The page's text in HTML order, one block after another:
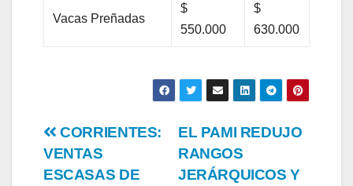
Vacas Preñadas
$
550.000
$
630.000
Post
navigation
EL PAMI REDUJO
RANGOS
JERÁRQUICOS Y
CORRIENTES:
VENTAS
ESCASAS DE